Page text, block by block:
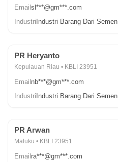
Emailsl***@gm***.com
IndustriIndustri Barang Dari Semen
PR Heryanto
Kepulauan Riau • KBLI 23951
Emailnb***@gm***.com
IndustriIndustri Barang Dari Semen
PR Arwan
Maluku • KBLI 23951
Emailra***@gm***.com